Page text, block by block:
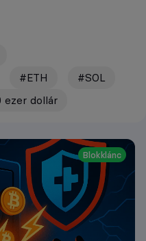
#ETH
#SOL
ezer dollár
Blokklánc